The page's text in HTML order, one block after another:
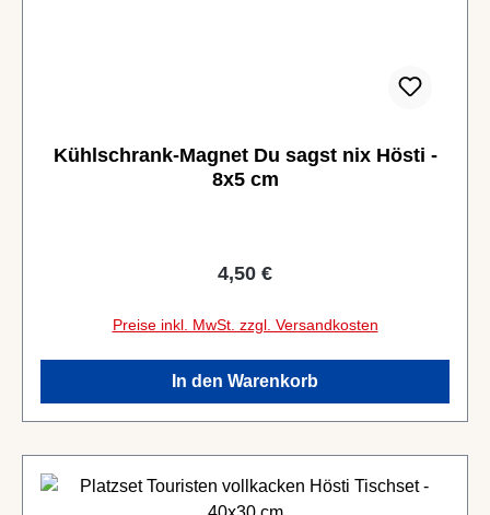
Kühlschrank-Magnet Du sagst nix Hösti -
8x5 cm
Regulärer Preis:
4,50 €
Preise inkl. MwSt. zzgl. Versandkosten
In den Warenkorb